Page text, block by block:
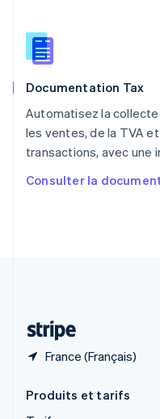
Documentation Tax
Automatisez la
les ventes, de la TVA
transactions, avec une
Consulter la
France (Français)
République tchèque
English
English
Royaume-Uni
Singapour
English简体中文
English
Produits et tarifs